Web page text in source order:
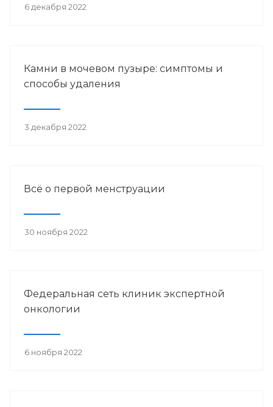
6 декабря 2022
Камни в мочевом пузыре: симптомы и
способы удаления
3 декабря 2022
Всё о первой менструации
30 ноября 2022
Федеральная сеть клиник экспертной
онкологии
6 ноября 2022